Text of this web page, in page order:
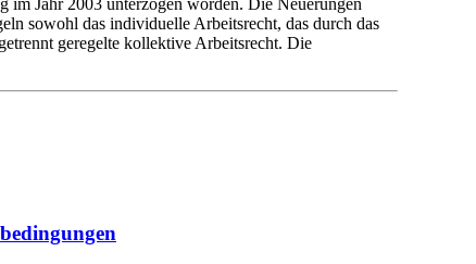
im Jahr 2003 unterzogen worden. Die Neuerungen
sowohl das individuelle Arbeitsrecht, das durch das
geregelte kollektive Arbeitsrecht. Die